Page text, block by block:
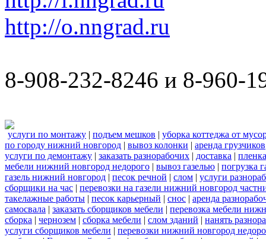
http://o.nngrad.ru
8-908-232-8246 и 8-960-
услуги по монтажу | подъем мешков | уборка коттеджа от
по городу нижний новгород | вывоз колонки | аренда грузчиков
услуги по демонтажу | заказать разнорабочих | доставка | пленка
мебели нижний новгород недорого | вывоз газелью | погрузка
газель нижний новгород | песок речной | слом | услуги
сборщики на час | перевозки на газели нижний новгород
такелажные работы | песок карьерный | снос | аренда
самосвала | заказать сборщиков мебели | перевозка мебели
сборка | чернозем | сборка мебели | слом зданий | нанять
услуги сборщиков мебели | перевозки нижний новгород